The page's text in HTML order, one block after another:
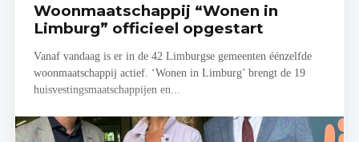
Woonmaatschappij “Wonen in
Limburg” officieel opgestart
Vanaf vandaag is er in de 42 Limburgse gemeenten éénzelfde
woonmaatschappij actief. ‘Wonen in Limburg’ brengt de 19
huisvestingsmaatschappijen en...